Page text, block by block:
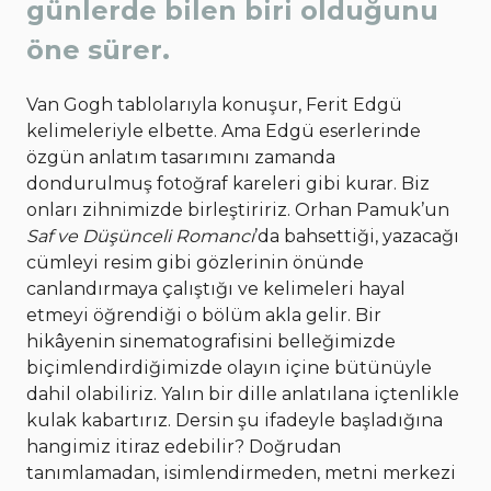
günlerde bilen biri olduğunu
öne sürer.
Van Gogh tablolarıyla konuşur, Ferit Edgü
kelimeleriyle elbette. Ama Edgü eserlerinde
özgün anlatım tasarımını zamanda
dondurulmuş fotoğraf kareleri gibi kurar. Biz
onları zihnimizde birleştiririz. Orhan Pamuk’un
Saf ve Düşünceli Romancı’da bahsettiği, yazacağı
cümleyi resim gibi gözlerinin önünde
canlandırmaya çalıştığı ve kelimeleri hayal
etmeyi öğrendiği o bölüm akla gelir. Bir
hikâyenin sinematografisini belleğimizde
biçimlendirdiğimizde olayın içine bütünüyle
dahil olabiliriz. Yalın bir dille anlatılana içtenlikle
kulak kabartırız. Dersin şu ifadeyle başladığına
hangimiz itiraz edebilir? Doğrudan
tanımlamadan, isimlendirmeden, metni merkezi